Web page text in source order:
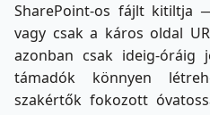
SharePoint-os fájlt kitiltja
vagy csak a káros oldal
azonban csak ideig-óráig
támadók könnyen
szakértők fokozott